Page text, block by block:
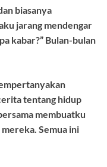
biasanya
jarang mendengar
kabar?” Bulan-bulan
tentang hidup
membuatku
Semua ini